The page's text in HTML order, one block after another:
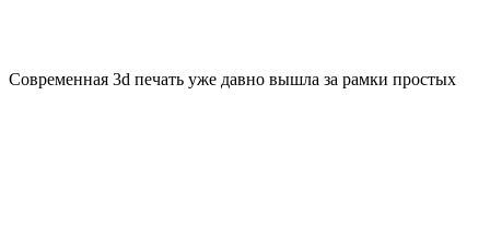
Современная 3d печать уже давно вышла за рамки простых